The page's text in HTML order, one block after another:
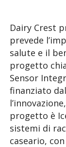
Dairy Crest
prevede
salute e il
progetto
Sensor
finanziato
progetto è
sistemi di
caseario,